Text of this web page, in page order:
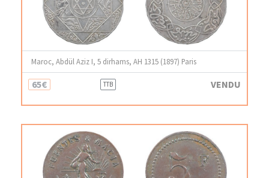
Maroc, Abdül Aziz I, 5 dirhams, AH 1315 (1897) Paris
65€ TTB VENDU